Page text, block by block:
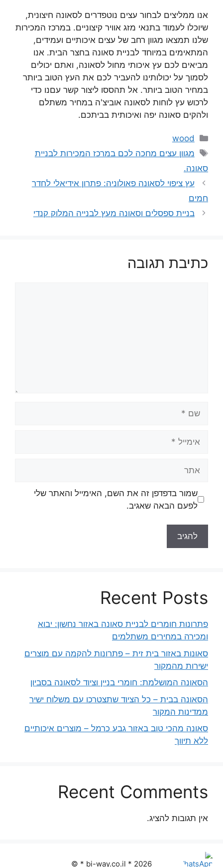
אנו ממליצים לבחור עצים נוטפדרים לסאונה חיצונית,
שיוכלו לעמוד בתנאי מזג אוויר קיצוניים. במרכז המכירות
שלנו תמצאו מגוון רחב של עצים איכותיים ועמידים,
המתאימים במיוחד לבניית סאונה בחצר הבית. אנו
מביאים לכם עץ איכותי מחול לסאונה, ואתם יכולים
לסמוך על יכולותינו להעביר לכם את העץ הטוב ביותר
במחיר הטוב ביותר. אל תהססו ליצור קשר עםנו כדי
לרכוש עץ לוחות לסאונה אוביצ'ה במחיר משתלם
ולהקים סאונה יפה ואיכותית בביתכם.
קטגוריות
wood
תגיות
מגוון עצים מחכה לכם במרכז המכירות לבניית
סאונה.
עץ ציפוי לסאונה פאולוניה: פתרון אידיאלי לחדר
חמים
בניית ספסלים וסאונה מעץ לבנייה המלוק קנדי
כתיבת תגובה
שמור בדפדפן זה את השם, האימייל והאתר שלי
לפעם הבאה שאגיב.
Recent Posts
פתרונות חומרים לבניית סאונה באזור נחשון: יבוא
ומכירה במחירים משתלמים
סאונות באזור בית זית – פתרונות להקמה עם מוצרים
ישירות מהמקור
הסאונה המושלמת: חומרי בניין וציוד לסאונה בסביון
הסאונה בבית – כל הציוד שתצטרכו עם משלוח ישיר
ממדינות המקור
סאונה מהכי טוב באזור גבע כרמל – מוצרים איכותיים
ללא תיווך
Recent Comments
אין תגובות להציג.
2026 * bi-way.co.il * ©